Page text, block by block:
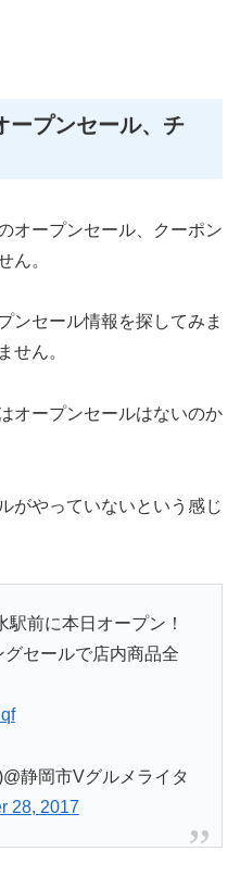
ープンセール、チ
オープンセール、クーポン
ん。
ンセール情報を探してみま
せん。
オープンセールはないのか
がやっていないという感じ
前に本日オープン！
セールで店内商品全
静岡市Vグルメライタ
28, 2017